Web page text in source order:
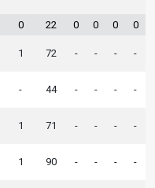
0 22 0 0 0 0
1 72 - - - -
- 44 - - - -
1 71 - - - -
1 90 - - - -